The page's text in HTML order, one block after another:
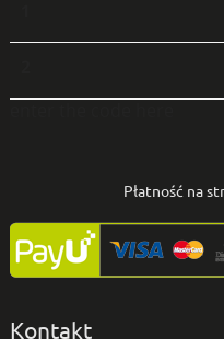
Płatność na
Kontakt